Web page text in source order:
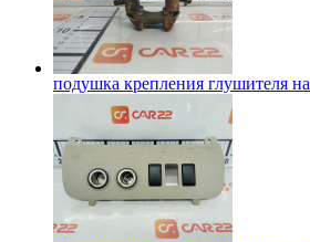
подушка крепления глушителя на